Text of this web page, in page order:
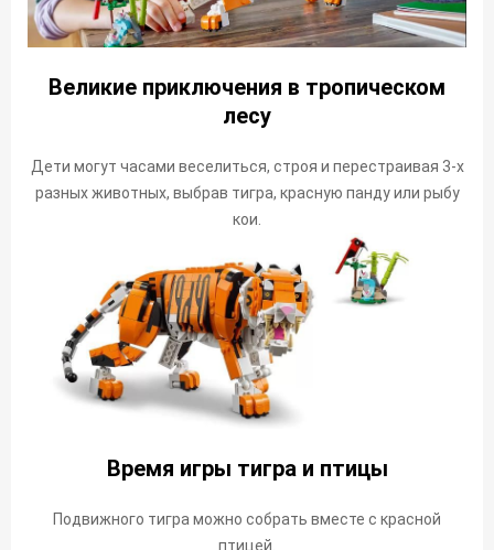
Великие приключения в тропическом
лесу
Дети могут часами веселиться, строя и перестраивая 3-х
разных животных, выбрав тигра, красную панду или рыбу
кои.
Время игры тигра и птицы
Подвижного тигра можно собрать вместе с красной
птицей.